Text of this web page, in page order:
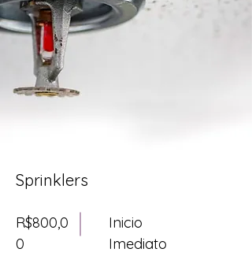
Sprinklers
R$800,0
0
Inicio
Imediato